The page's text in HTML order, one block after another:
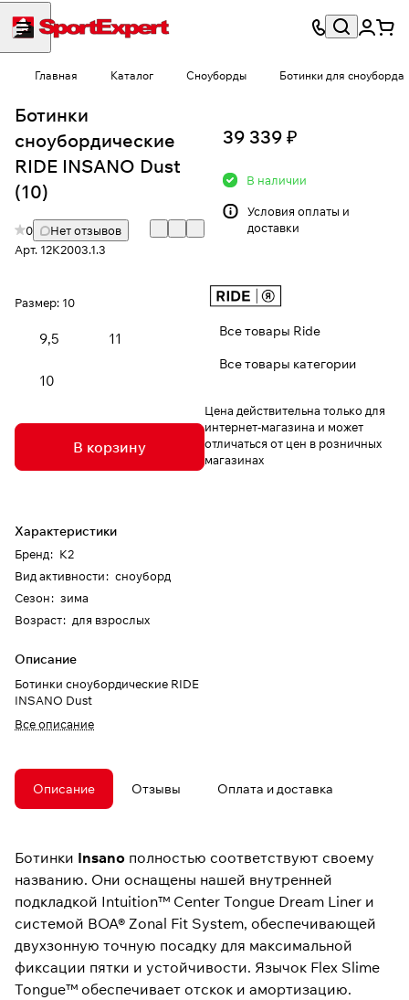
Главная Каталог Сноуборды Ботинки для сноуборда
Ботинки
сноубордические
RIDE INSANO Dust
(10)
0
Нет отзывов
Арт. 12K2003.1.3
Размер: 10
9,5 11
10
В корзину
Характеристики
Бренд: K2
Вид активности: сноуборд
Сезон: зима
Возраст: для взрослых
Описание
Ботинки сноубордические RIDE
INSANO Dust
Все описание
39 339 ₽
В наличии
Условия оплаты и
доставки
Все товары Ride
Все товары категории
Цена действительна только для
интернет-магазина и может
отличаться от цен в розничных
магазинах
Описание Отзывы Оплата и доставка
Ботинки Insano полностью соответствуют своему
названию. Они оснащены нашей внутренней
подкладкой Intuition™ Center Tongue Dream Liner и
системой BOA® Zonal Fit System, обеспечивающей
двухзонную точную посадку для максимальной
фиксации пятки и устойчивости. Язычок Flex Slime
Tongue™ обеспечивает отскок и амортизацию.